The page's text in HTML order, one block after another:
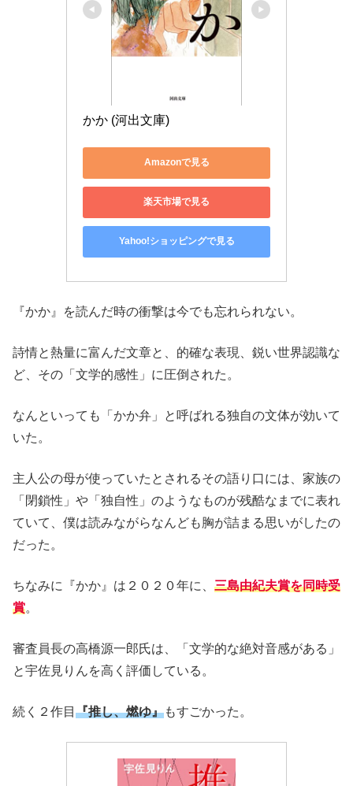
かか (河出文庫)
Amazonで見る
楽天市場で見る
Yahoo!ショッピングで見る
『かか』を読んだ時の衝撃は今でも忘れられない。
詩情と熱量に富んだ文章と、的確な表現、鋭い世界認識な
ど、その「文学的感性」に圧倒された。
なんといっても「かか弁」と呼ばれる独自の文体が効いて
いた。
主人公の母が使っていたとされるその語り口には、家族の
「閉鎖性」や「独自性」のようなものが残酷なまでに表れ
ていて、僕は読みながらなんども胸が詰まる思いがしたの
だった。
ちなみに『かか』は２０２０年に、 三島由紀夫賞を同時受
賞。
審査員長の高橋源一郎氏は、「文学的な絶対音感がある」
と宇佐見りんを高く評価している。
続く２作目 『推し、燃ゆ』もすごかった。